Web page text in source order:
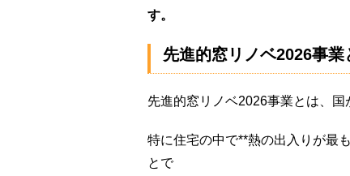
す。
先進的窓リノベ2026事業
先進的窓リノベ2026事業とは、国
特に住宅の中で**熱の出入りが最
とで